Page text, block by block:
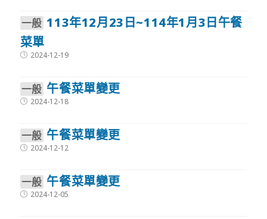
⼀般 113年12月23日~114年1月3日午餐
菜單
Post2024-12-19
⼀般 午餐菜單變更
Post2024-12-18
⼀般 午餐菜單變更
Post2024-12-12
⼀般 午餐菜單變更
Post2024-12-05